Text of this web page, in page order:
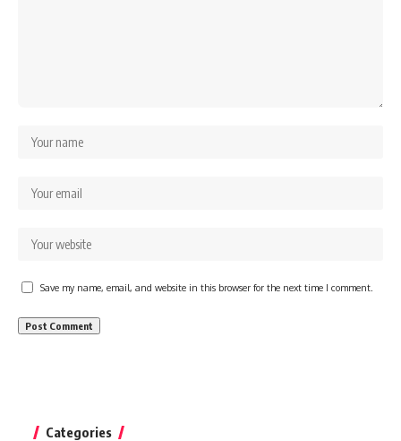
Save my name, email, and website in this browser for the next time I comment.
Categories